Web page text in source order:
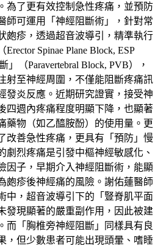
為了更有效控制急性疼痛，並預防
師可運用「神經阻斷術」，針對常
皰疹，透過超音波導引，精準執行
Spinae Plane Block, ESP
（Paravertebral Block, PVB），
射至神經周圍，不僅能阻斷疼痛訊
發炎反應。近期研究證實，接受神
四週內疼痛程度明顯下降，也顯著
藥物（如乙醯胺酚）的使用量。更
改善急性疼痛，更具有「預防」慢
劇烈疼痛是引發中樞神經敏感化、
因子，早期介入神經阻斷術，能顯
皰疹後神經痛的風險。謝佑蓮醫師
中，超音波導引下的「豎脊肌平面
發現顯著的嚴重副作用，因此被建
而「胸椎旁神經阻斷」同樣具有良
，但少數患者可能出現頭暈、嗜睡